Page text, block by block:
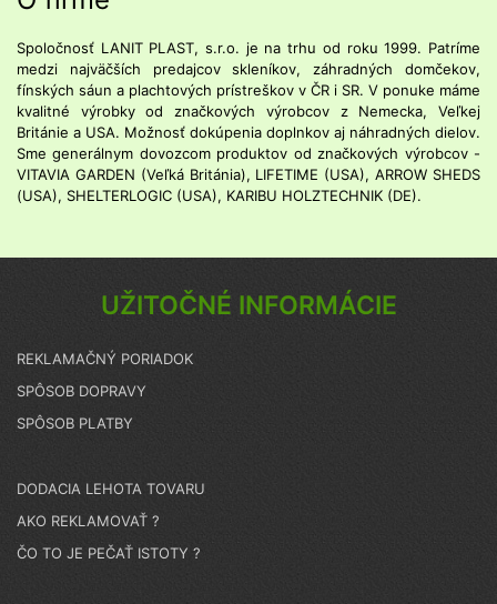
Spoločnosť LANIT PLAST, s.r.o. je na trhu od roku 1999. Patríme
medzi najväčších predajcov skleníkov, záhradných domčekov,
fínských sáun a plachtových prístreškov v ČR i SR. V ponuke máme
kvalitné výrobky od značkových výrobcov z Nemecka, Veľkej
Británie a USA. Možnosť dokúpenia doplnkov aj náhradných dielov.
Sme generálnym dovozcom produktov od značkových výrobcov -
VITAVIA GARDEN (Veľká Británia), LIFETIME (USA), ARROW SHEDS
(USA), SHELTERLOGIC (USA), KARIBU HOLZTECHNIK (DE).
UŽITOČNÉ INFORMÁCIE
REKLAMAČNÝ PORIADOK
SPÔSOB DOPRAVY
SPÔSOB PLATBY
DODACIA LEHOTA TOVARU
AKO REKLAMOVAŤ ?
ČO TO JE PEČAŤ ISTOTY ?